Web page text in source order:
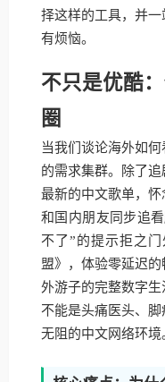
择这样的工具，并
有烦恼。
不只是优酷
圈
当我们谈论海外如
的需求集群。除了
最新的中文歌单，
和国内朋友同步追
不了”的提示拒之
盟》，体验零延迟
外游子的完整数字
不能是头痛医头、
无阻的中文网络环境